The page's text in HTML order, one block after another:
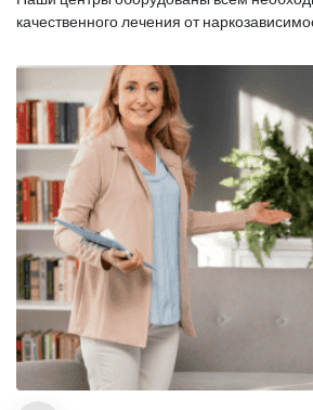
качественного лечения от